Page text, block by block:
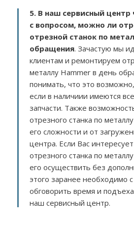
5. В наш сервисный
с вопросом, можно ли
отрезной станок по
обращения. Зачастую мы
клиентам и ремонтируем
металлу Hammer в день
понимать, что это
если в наличиии имеются
запчасти. Также
отрезного станка по
его сложности и от
центра. Если Вас
отрезного станка по
его осуществить без
этого заранее необходимо
обговорить время и
наш сервисный центр.